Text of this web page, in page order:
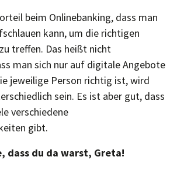
beim Onlinebanking, dass man
kann, um die richtigen
treffen. Das heißt nicht
man sich nur auf digitale Angebote
jeweilige Person richtig ist, wird
sein. Es ist aber gut, dass
verschiedene
gibt.
dass du da warst, Greta!